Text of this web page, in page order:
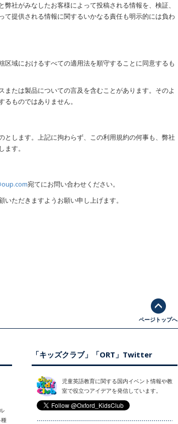
社がみなしたお客様によって投稿される情報を、検証、
提供される情報に関するいかなる責任も明示的には負わ
域におけるすべての適用法を順守することに同意するも
たは製品についての言及を含むことがあります。そのよ
ものではありません。
します。上記に拘わらず、この利用規約の何事も、弊社
す。
宛てにお問い合わせください。
ただきますようお願い申し上げます。
ページトップへ
「キッズクラブ」「ORT」Twitter
児童英語教育に関する国内イベント情報や教
室で役立つアイデアを発信しています。